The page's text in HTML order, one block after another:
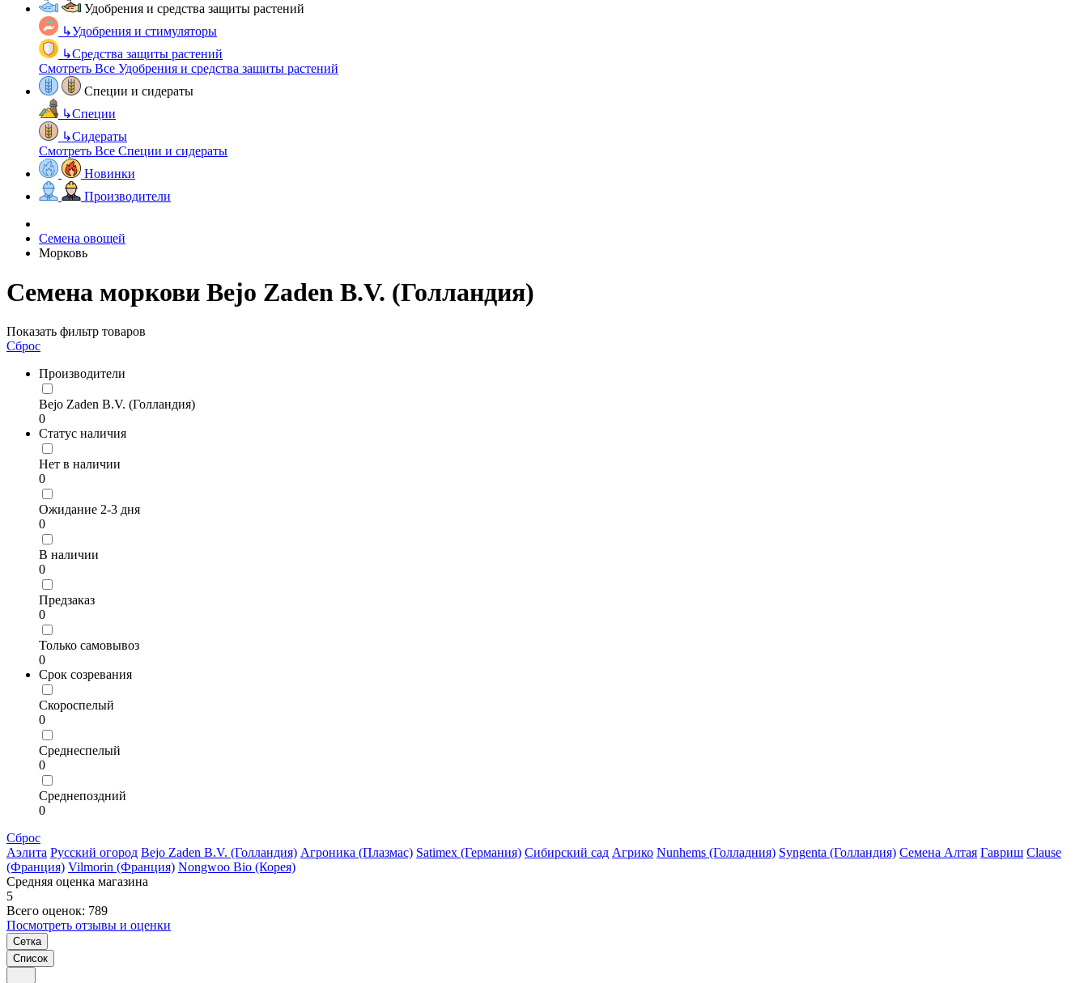
Удобрения и средства защиты растений
↳Удобрения и стимуляторы
↳Средства защиты растений
Смотреть Все Удобрения и средства защиты растений
Специи и сидераты
↳Специи
↳Сидераты
Смотреть Все Специи и сидераты
Новинки
Производители
Семена овощей
Морковь
Семена моркови Bejo Zaden B.V. (Голландия)
Показать фильтр товаров
Сброс
Производители
Bejo Zaden B.V. (Голландия)
0
Статус наличия
Нет в наличии
0
Ожидание 2-3 дня
0
В наличии
0
Предзаказ
0
Только самовывоз
0
Срок созревания
Скороспелый
0
Среднеспелый
0
Среднепоздний
0
Сброс
Аэлита Русский огород Bejo Zaden B.V. (Голландия) Агроника (Плазмас) Satimex (Германия) Сибирский сад Агрико Nunhems (Голладния) Syngenta (Голландия) Семена Алтая Гавриш Clause
(Франция) Vilmorin (Франция) Nongwoo Bio (Корея)
Средняя оценка магазина
5
Всего оценок: 789
Посмотреть отзывы и оценки
Сетка
Список